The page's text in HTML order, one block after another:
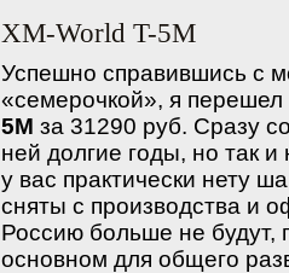
XM-World T-5M
Успешно справившись с
«семерочкой», я
5M за 31290 руб. Сразу
ней долгие годы, но так и
у вас практически нету
сняты с производства и
Россию больше не будут,
основном для общего